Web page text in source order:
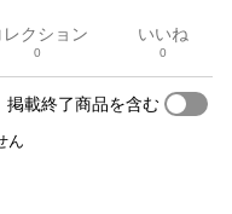
レクション
0
いいね
0
掲載終了商品を含む
ん